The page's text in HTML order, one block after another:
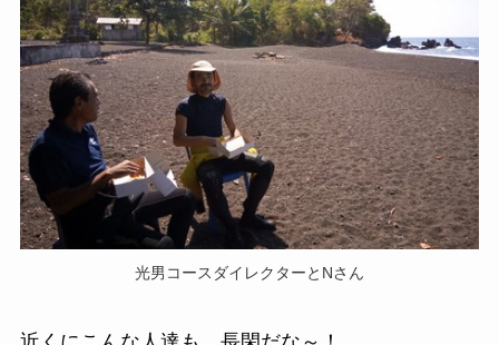
光男コースダイレクターとNさん